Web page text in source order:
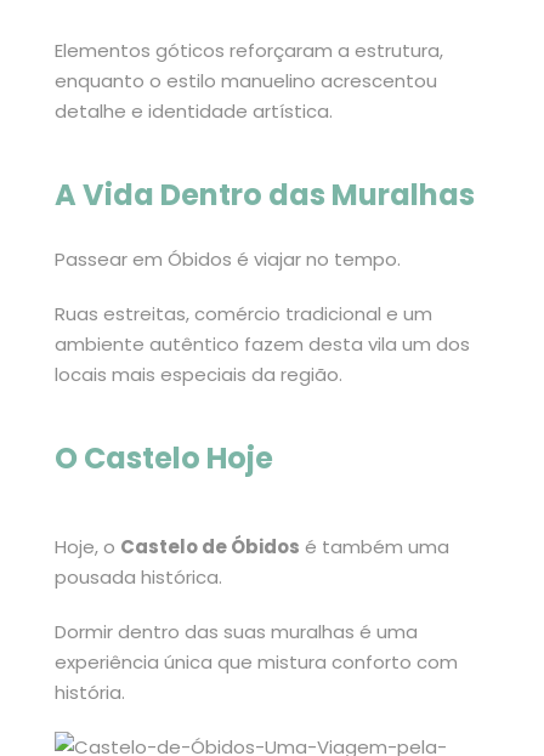
Elementos góticos reforçaram a estrutura,
enquanto o estilo manuelino acrescentou
detalhe e identidade artística.
A Vida Dentro das Muralhas
Passear em Óbidos é viajar no tempo.
Ruas estreitas, comércio tradicional e um
ambiente autêntico fazem desta vila um dos
locais mais especiais da região.
O Castelo Hoje
Hoje, o Castelo de Óbidos é também uma
pousada histórica.
Dormir dentro das suas muralhas é uma
experiência única que mistura conforto com
história.